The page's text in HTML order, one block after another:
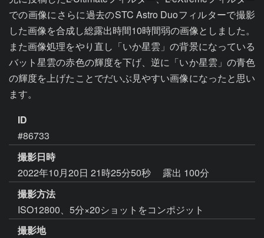
での画像にさらに過去のSTC Astro Duoフィルターで撮影
した画像を合成し総露出時間10時間弱の画像としました。
また画像処理をやり直し「いか星雲」の背景になっている
バット星雲の赤色の輝度を下げ、逆に「いか星雲」の青色
の輝度を上げたことでだいぶ見やすい画像になったと思い
ます。
ID
#86733
撮影日時
2022年10月20日 21時25分50秒
露出 100分
撮影方法
ISO12800、5分×20ショットをコンポジット
撮影地